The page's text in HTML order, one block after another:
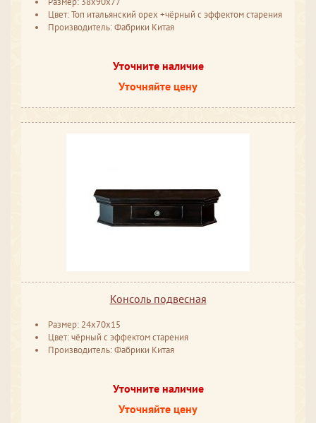
Цвет: Топ итальянский орех +чёрный с эффектом старения
Производитель: Фабрики Китая
Уточните наличие
Уточняйте цену
Консоль подвесная
Размер: 24x70x15
Цвет: чёрный с эффектом старения
Производитель: Фабрики Китая
Уточните наличие
Уточняйте цену